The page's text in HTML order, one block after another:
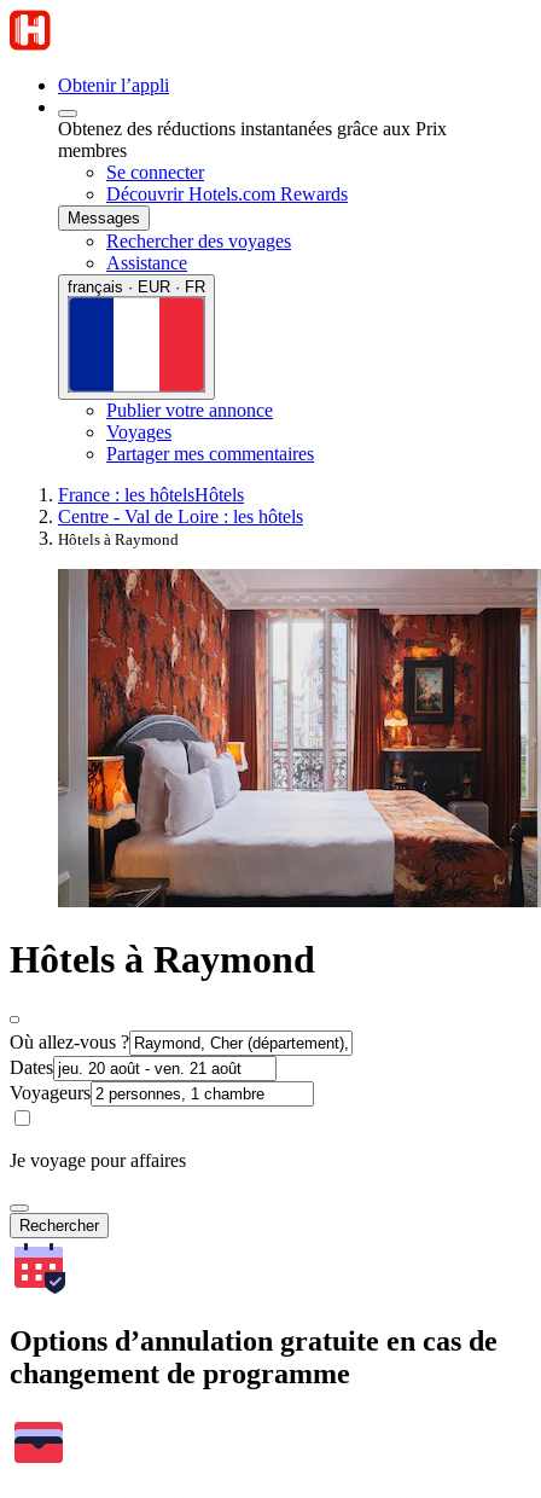
Obtenir l’appli
Obtenez des réductions instantanées grâce aux Prix
membres
Se connecter
Découvrir Hotels.com Rewards
Messages
Rechercher des voyages
Assistance
français · EUR · FR
Publier votre annonce
Voyages
Partager mes commentaires
France : les hôtelsHôtels
Centre - Val de Loire : les hôtels
Hôtels à Raymond
Hôtels à Raymond
Où allez-vous ?
Dates
Voyageurs
Je voyage pour affaires
Rechercher
Options d’annulation gratuite en cas de
changement de programme